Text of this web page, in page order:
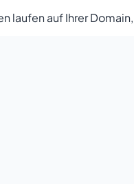
laufen auf Ihrer